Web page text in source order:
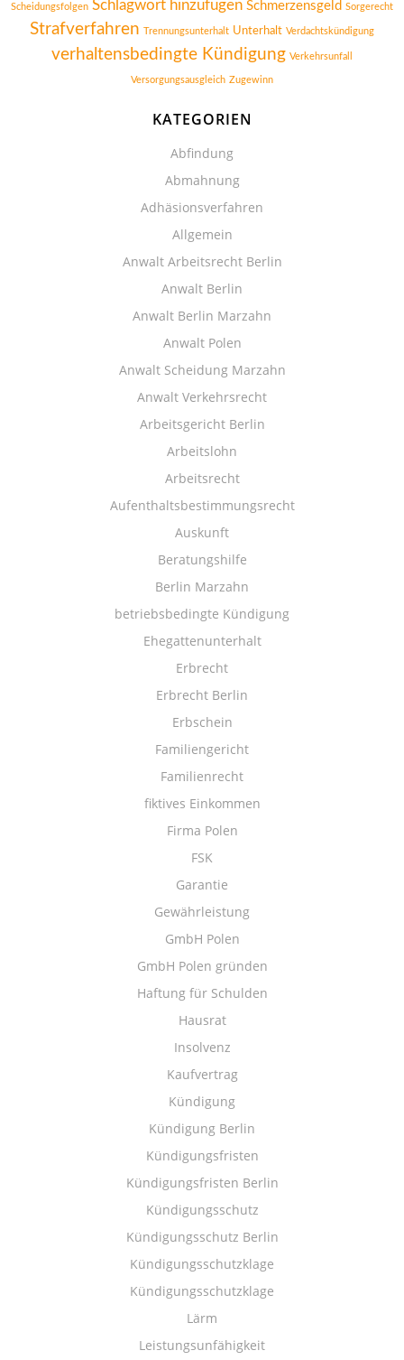
Scheidungsfolgen Schlagwort hinzufügen Schmerzensgeld Sorgerecht
Strafverfahren Trennungsunterhalt Unterhalt Verdachtskündigung
verhaltensbedingte Kündigung Verkehrsunfall
Versorgungsausgleich Zugewinn
KATEGORIEN
Abfindung
Abmahnung
Adhäsionsverfahren
Allgemein
Anwalt Arbeitsrecht Berlin
Anwalt Berlin
Anwalt Berlin Marzahn
Anwalt Polen
Anwalt Scheidung Marzahn
Anwalt Verkehrsrecht
Arbeitsgericht Berlin
Arbeitslohn
Arbeitsrecht
Aufenthaltsbestimmungsrecht
Auskunft
Beratungshilfe
Berlin Marzahn
betriebsbedingte Kündigung
Ehegattenunterhalt
Erbrecht
Erbrecht Berlin
Erbschein
Familiengericht
Familienrecht
fiktives Einkommen
Firma Polen
FSK
Garantie
Gewährleistung
GmbH Polen
GmbH Polen gründen
Haftung für Schulden
Hausrat
Insolvenz
Kaufvertrag
Kündigung
Kündigung Berlin
Kündigungsfristen
Kündigungsfristen Berlin
Kündigungsschutz
Kündigungsschutz Berlin
Kündigungsschutzklage
Kündigungsschutzklage
Lärm
Leistungsunfähigkeit